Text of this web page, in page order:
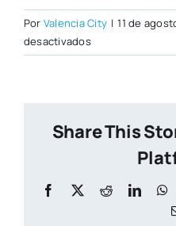
Por Valencia City | 11 de
desactivadosen
Share This
Facebook
X Reddit